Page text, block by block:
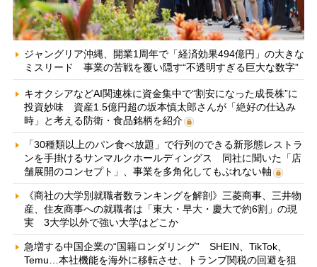
ジャングリア沖縄、開業1周年で「経済効果494億円」の大きな
ミスリード 事業の苦戦を覆い隠す“不透明すぎる巨大な数字”
キオクシアなどAI関連株に資金集中で“割安になった成長株”に
投資妙味 資産1.5億円超の坂本慎太郎さんが「絶好の仕込み
時」と考える防衛・食品銘柄を紹介
「30種類以上のパン食べ放題」で行列のできる新形態レストラ
ンを手掛けるサンマルクホールディングス 同社に聞いた「店
舗展開のコンセプト」、事業を多角化してもぶれない軸
《商社の大学別就職者数ランキングを解剖》三菱商事、三井物
産、住友商事への就職者は「東大・早大・慶大で約6割」の現
実 3大学以外で強い大学はどこか
急増する中国企業の“国籍ロンダリング” SHEIN、TikTok、
Temu…本社機能を海外に移転させ、トランプ関税の回避を狙